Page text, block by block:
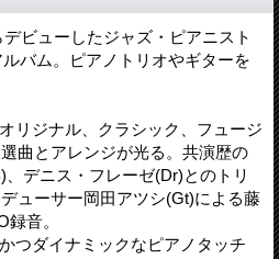
ビューしたジャズ・ピアニスト
バム。ピアノトリオやギターを
リジナル、クラシック、フュージ
曲とアレンジが光る。共演歴の
デニス・フレーゼ(Dr)とのトリ
ューサー岡田アツシ(Gt)による藤
音。
つダイナミックなピアノタッチ